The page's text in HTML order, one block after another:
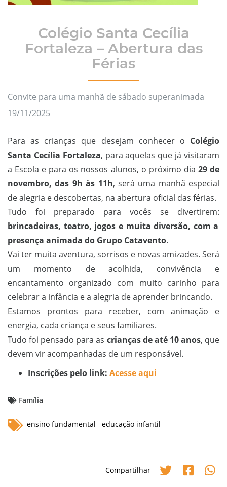
Colégio Santa Cecília
Fortaleza – Abertura das
Férias
Convite para uma manhã de sábado superanimada
19/11/2025
Para as crianças que desejam conhecer o Colégio
Santa Cecília Fortaleza, para aquelas que já visitaram
a Escola e para os nossos alunos, o próximo dia 29 de
novembro, das 9h às 11h, será uma manhã especial
de alegria e descobertas, na abertura oficial das férias.
Tudo foi preparado para vocês se divertirem:
brincadeiras, teatro, jogos e muita diversão, com a
presença animada do Grupo Catavento.
Vai ter muita aventura, sorrisos e novas amizades. Será
um momento de acolhida, convivência e
encantamento organizado com muito carinho para
celebrar a infância e a alegria de aprender brincando.
Estamos prontos para receber, com animação e
energia, cada criança e seus familiares.
Tudo foi pensado para as crianças de até 10 anos, que
devem vir acompanhadas de um responsável.
Inscrições pelo link: Acesse aqui
Família
ensino fundamental educação infantil
Compartilhar